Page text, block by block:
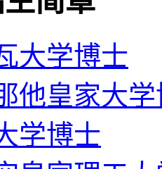
大学博士
他皇家大
学博士